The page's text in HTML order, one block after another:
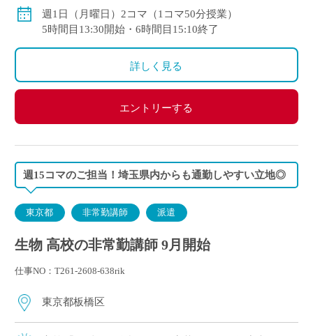
◇ご経験年数により決定
◇交通費全額支給
週1日（月曜日）2コマ（1コマ50分授業）
5時間目13:30開始・6時間目15:10終了
詳しく見る
エントリーする
週15コマのご担当！埼玉県内からも通勤しやすい立地◎
東京都 非常勤講師 派遣
生物 高校の非常勤講師 9月開始
仕事NO：T261-2608-638rik
東京都板橋区